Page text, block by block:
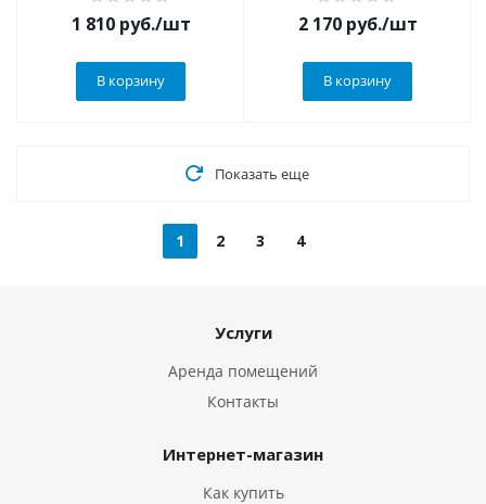
1 810руб./шт
В корзину
2 170руб./шт
В корзину
Показать еще
1 2 3 4
Услуги
Аренда помещений
Контакты
Интернет-магазин
Как купить